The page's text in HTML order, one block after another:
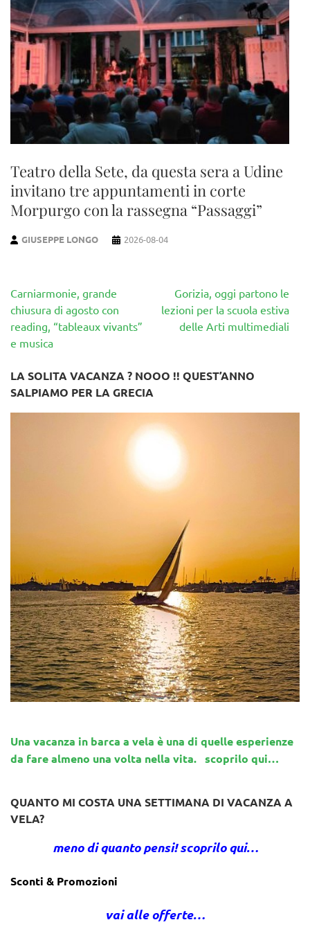
Teatro della Sete, da questa sera a Udine
invitano tre appuntamenti in corte
Morpurgo con la rassegna “Passaggi”
GIUSEPPE LONGO 2026-08-04
Navigazione
articoli
Carniarmonie, grande
chiusura di agosto con
reading, “tableaux vivants”
e musica
Gorizia, oggi partono le
lezioni per la scuola estiva
delle Arti multimediali
LA SOLITA VACANZA ? NOOO !! QUEST’ANNO
SALPIAMO PER LA GRECIA
Una vacanza in barca a vela è una di quelle esperienze
da fare almeno una volta nella vita. scoprilo qui…
QUANTO MI COSTA UNA SETTIMANA DI VACANZA A
VELA?
meno di quanto pensi! scoprilo qui…
Sconti & Promozioni
vai alle offerte…